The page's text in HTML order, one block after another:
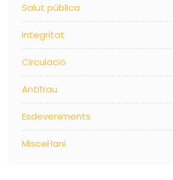
Salut pública
Integritat
Circulació
Antifrau
Esdeveniments
Miscel·lani